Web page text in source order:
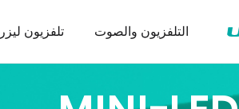
التلفزيون والصوت تلفزيون ليزر